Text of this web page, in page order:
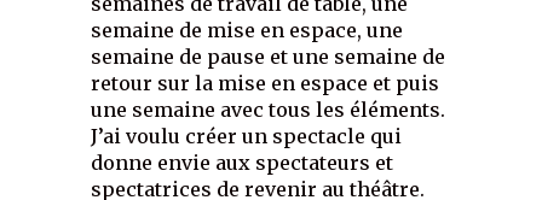
semaine de mise en espace, une
semaine de pause et une semaine de
retour sur la mise en espace et puis
une semaine avec tous les éléments.
J’ai voulu créer un spectacle qui
donne envie aux spectateurs et
spectatrices de revenir au théâtre.